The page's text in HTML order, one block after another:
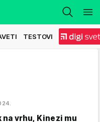
TESTOVI
na vrhu, Kinezi mu